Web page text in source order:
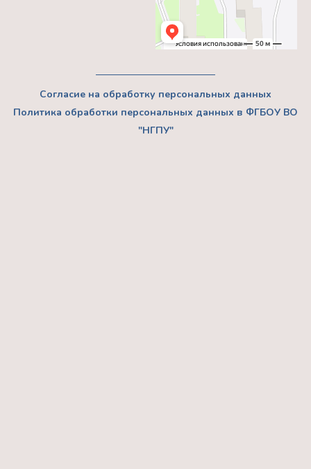
Согласие на обработку персональных данных
Политика обработки персональных данных в ФГБОУ ВО
"НГПУ"